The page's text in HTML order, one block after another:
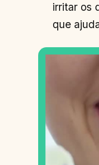
irritar os
que